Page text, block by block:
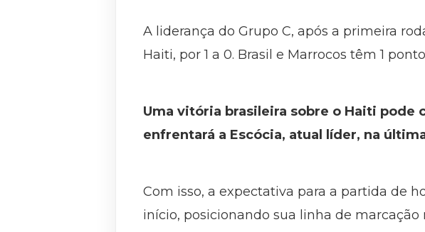
A liderança do Grupo C, após a primeira
Haiti, por 1 a 0. Brasil e Marrocos têm 1
Uma vitória brasileira sobre o Haiti pode
enfrentará a Escócia, atual líder, na
Com isso, a expectativa para a partida de
início, posicionando sua linha de